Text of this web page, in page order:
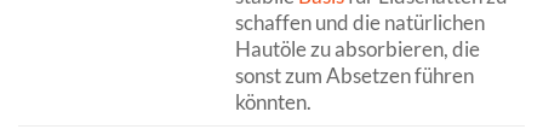
schaffen und die natürlichen
Hautöle zu absorbieren, die
sonst zum Absetzen führen
könnten.